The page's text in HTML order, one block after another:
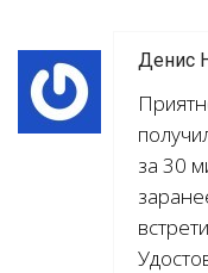
Денис
за 30